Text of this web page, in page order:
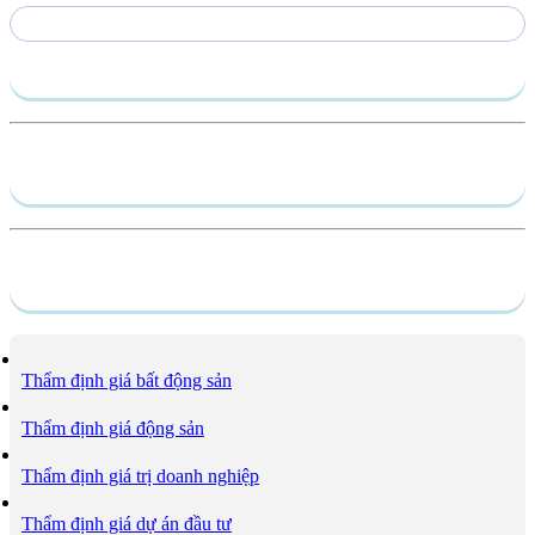
Thẩm định giá bất động sản
Thẩm định giá động sản
Thẩm định giá trị doanh nghiệp
Thẩm định giá dự án đầu tư